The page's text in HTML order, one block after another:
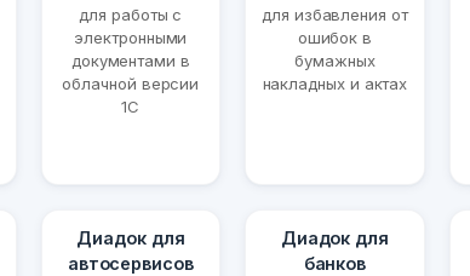
для работы с
электронными
документами в
облачной версии
1С
для избавления от
ошибок в
бумажных
накладных и актах
Диадок для
автосервисов
Диадок для
банков